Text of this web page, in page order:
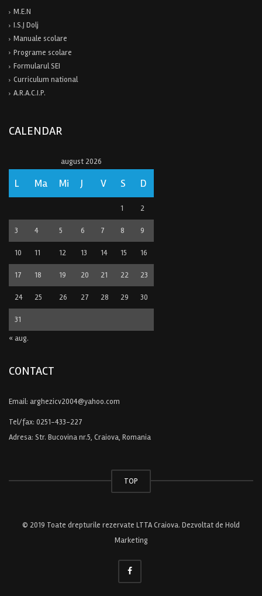
M.E.N
I.S.J Dolj
Manuale scolare
Programe scolare
Formularul SEI
Curriculum national
A.R.A.C.I.P.
CALENDAR
august 2026
L Ma Mi J V S D
1 2
3 4 5 6 7 8 9
10 11 12 13 14 15 16
17 18 19 20 21 22 23
24 25 26 27 28 29 30
31
« aug.
CONTACT
Email: arghezicv2004@yahoo.com
Tel/fax: 0251-433-227
Adresa: Str. Bucovina nr.5, Craiova, Romania
TOP
© 2019 Toate drepturile rezervate LTTA Craiova. Dezvoltat de Hold
Marketing